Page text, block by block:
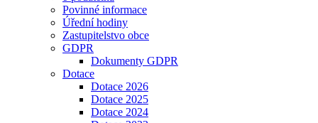
Povinné informace
Úřední hodiny
Zastupitelstvo obce
GDPR
Dokumenty GDPR
Dotace
Dotace 2026
Dotace 2025
Dotace 2024